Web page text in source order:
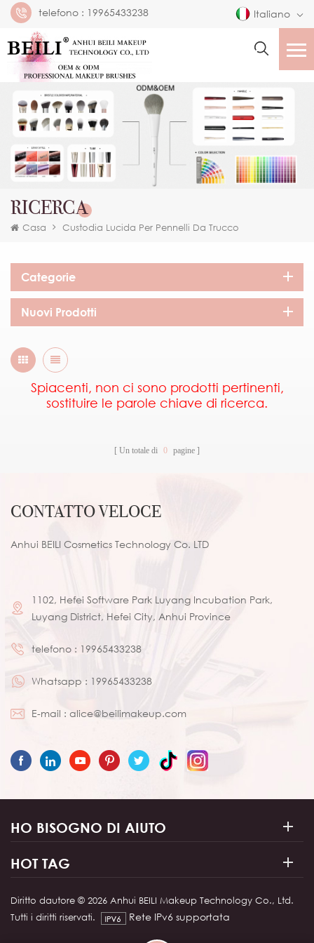
telefono : 19965433238 Italiano
RICERCA
Casa Custodia Lucida Per Pennelli Da Trucco
Categorie
Nuovi Prodotti
Spiacenti, non ci sono prodotti pertinenti,
sostituire le parole chiave di ricerca.
Un totale di 0 pagine
CONTATTO VELOCE
Anhui BEILI Cosmetics Technology Co. LTD
1102, Hefei Software Park Luyang Incubation Park,
Luyang District, Hefei City, Anhui Province
telefono : 19965433238
Whatsapp : 19965433238
E-mail : alice@beilimakeup.com
HO BISOGNO DI AIUTO
HOT TAG
Diritto dautore © 2026 Anhui BEILI Makeup Technology Co., Ltd.
Tutti i diritti riservati.
Rete IPv6 supportata